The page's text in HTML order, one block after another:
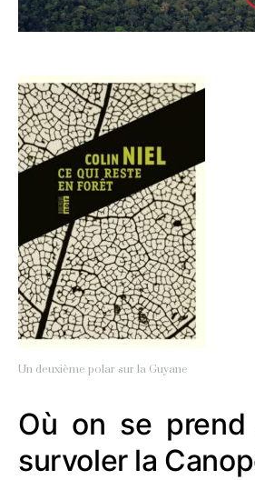
Un deuxième polar sur la Guyane
Où on se
survoler la